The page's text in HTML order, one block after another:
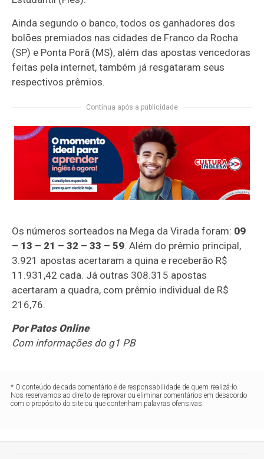
Ainda segundo o banco, todos os ganhadores dos
bolões premiados nas cidades de Franco da Rocha
(SP) e Ponta Porã (MS), além das apostas vencedoras
feitas pela internet, também já resgataram seus
respectivos prêmios.
Continua após a publicidade
Os números sorteados na Mega da Virada foram: 09
– 13 – 21 – 32 – 33 – 59. Além do prêmio principal,
3.921 apostas acertaram a quina e receberão R$
11.931,42 cada. Já outras 308.315 apostas
acertaram a quadra, com prêmio individual de R$
216,76.
Por Patos Online
Com informações do g1 PB
* O conteúdo de cada comentário é de responsabilidade de quem realizá-lo.
Nos reservamos ao direito de reprovar ou eliminar comentários em desacordo
com o propósito do site ou que contenham palavras ofensivas.